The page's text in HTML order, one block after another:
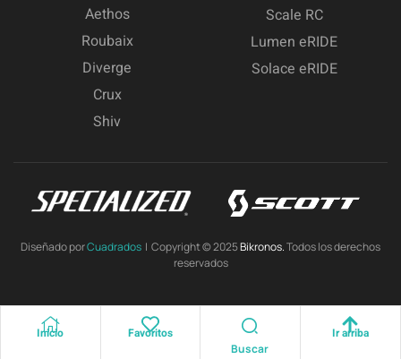
Inicio Favoritos
Buscar
Ir arriba
Aethos
Roubaix
Diverge
Crux
Shiv
Scale RC
Lumen eRIDE
Solace eRIDE
Diseñado porCuadrados | Copyright © 2025Bikronos.Todos los derechos
reservados